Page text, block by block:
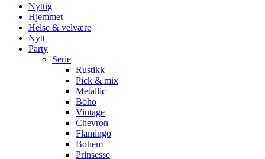
Nyttig
Hjemmet
Helse & velvære
Nytt
Party
Serie
Rustikk
Pick & mix
Metallic
Boho
Vintage
Chevron
Flamingo
Bohem
Prinsesse